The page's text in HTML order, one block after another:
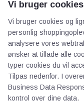
AOT
Om os
Priser
Kontakt
Persondata
Vi bruger cookies
Vi bruger cookies og
personlig
analysere vores
ønsker at tillade alle
typer cookies du vil
Tilpas nedenfor. I
Business Data
kontrol over dine data.